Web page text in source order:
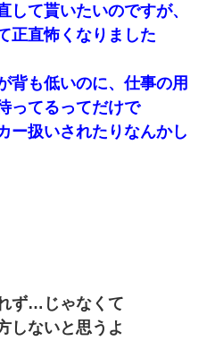
して貰いたいのですが、
正直怖くなりました
背も低いのに、仕事の用
ってるってだけで
ー扱いされたりなんかし
ず…じゃなくて
しないと思うよ